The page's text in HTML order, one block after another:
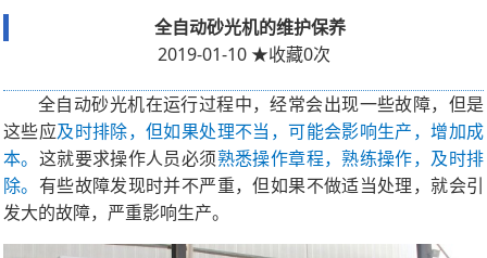
全自动砂光机的维护保养
2019-01-10 ★收藏0次
全自动砂光机在运行过程中，经常会出现一些故障，但是
这些应及时排除，但如果处理不当，可能会影响生产，增加成
本。 这就要求操作人员必须熟悉操作章程，熟练操作，及时排
除。 有些故障发现时并不严重，但如果不做适当处理，就会引
发大的故障，严重影响生产。